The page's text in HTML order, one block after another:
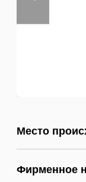
Место
Фирменное